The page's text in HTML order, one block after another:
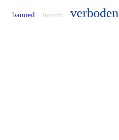
banned interdit verboden